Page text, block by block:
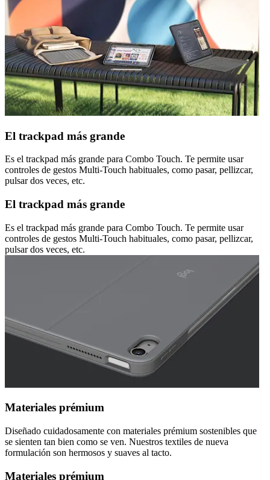
El trackpad más grande
Es el trackpad más grande para Combo Touch. Te permite usar
controles de gestos Multi-Touch habituales, como pasar, pellizcar,
pulsar dos veces, etc.
El trackpad más grande
Es el trackpad más grande para Combo Touch. Te permite usar
controles de gestos Multi-Touch habituales, como pasar, pellizcar,
pulsar dos veces, etc.
Materiales prémium
Diseñado cuidadosamente con materiales prémium sostenibles que
se sienten tan bien como se ven. Nuestros textiles de nueva
formulación son hermosos y suaves al tacto.
Materiales prémium